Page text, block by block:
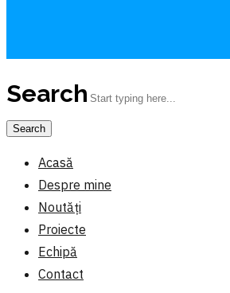
Search
Acasă
Despre mine
Noutăți
Proiecte
Echipă
Contact